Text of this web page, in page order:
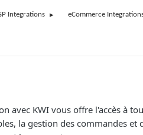
Integrations eCommerce
avec KWI vous offre l'accès à
la gestion des commandes